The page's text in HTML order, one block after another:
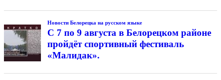
Новости Белорецка на русском языке
С 7 по 9 августа в Белорецком районе
пройдёт спортивный фестиваль
«Малидак».